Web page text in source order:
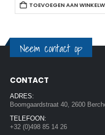
TOEVOEGEN AAN
Neem contact op
CONTACT
ADRES:
Boomgaardstraat 40, 2600
TELEFOON:
+32 (0)498 85 14 26